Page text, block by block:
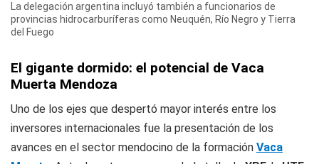
La delegación argentina incluyó también a funcionarios de
provincias hidrocarburíferas como Neuquén, Río Negro y Tierra
del Fuego
El gigante dormido: el potencial de Vaca
Muerta Mendoza
Uno de los ejes que despertó mayor interés entre los
inversores internacionales fue la presentación de los
avances en el sector mendocino de la formación Vaca